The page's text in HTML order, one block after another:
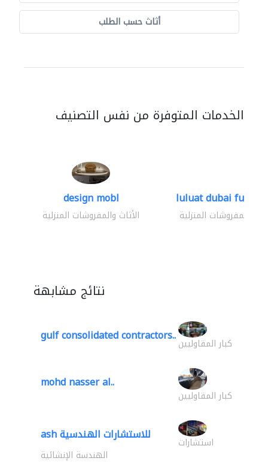
أثاث حسب الطلب
الخدمات المتوفرة من نفس التصنيف
design mobl
الأثاث والمفروشات المنزلية
luluat dubai
والمفروشات المنزلية
نتائج مشابهة
gulf consolidated contractors..كبار المقاوليين
mohd nasser al..
كبار المقاوليين
ash للاستشارات الهندسية استشارات
الهندسة الإنشائية